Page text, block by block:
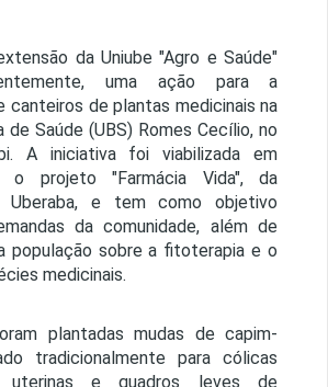
da Uniube "Agro e Saúde"
uma ação para a
canteiros de plantas medicinais na
de Saúde (UBS) Romes Cecílio, no
A iniciativa foi viabilizada em
o projeto "Farmácia Vida", da
Uberaba, e tem como objetivo
da comunidade, além de
população sobre a fitoterapia e o
medicinais.
plantadas mudas de capim-
tradicionalmente para cólicas
uterinas e quadros leves de